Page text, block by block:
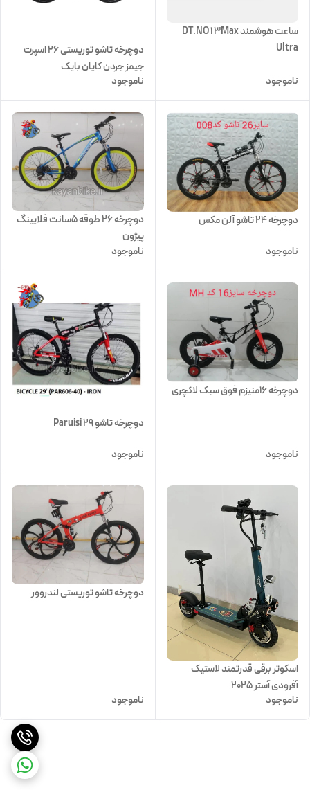
ساعت هوشمند DT.NO 1 3Max
Ultra
ناموجود
دوچرخه تاشو توریستی 26 اسپرت
جیمز جردن کایان بایک
ناموجود
دوچرخه 24 تاشو آلن مکس
ناموجود
دوچرخه 26 طوقه 5سانت فلایینگ
پیژون
ناموجود
دوچرخه 16منیزم فوق سبک لاکچری
ناموجود
دوچرخه تاشو ۲۹ Paruisi
ناموجود
اسکوتر برقی قدرتمند لاستیک
آفرودی آستر 2025
ناموجود
دوچرخه تاشو توریستی لندروور
ناموجود